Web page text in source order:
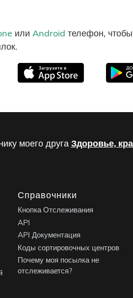
или Android телефон,
моего друга Здоровье,
Справочники
Кнопка Отслеживания
API
API Документация
Коды сортировочных центров
Почему моя посылка не
отслеживается?